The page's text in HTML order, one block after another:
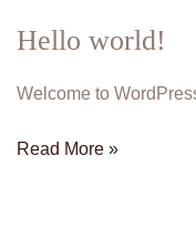
Hello world!
Welcome to
Hello
Read More »